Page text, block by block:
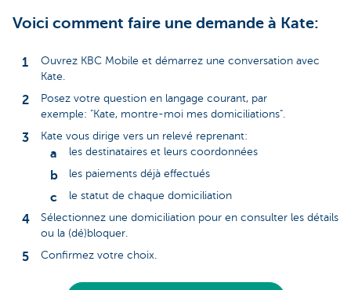
Voici comment faire une demande à Kate:
Ouvrez KBC Mobile et démarrez une conversation avec
Kate.
Posez votre question en langage courant, par
exemple: "Kate, montre-moi mes domiciliations".
Kate vous dirige vers un relevé reprenant:
les destinataires et leurs coordonnées
les paiements déjà effectués
le statut de chaque domiciliation
Sélectionnez une domiciliation pour en consulter les détails
ou la (dé)bloquer.
Confirmez votre choix.